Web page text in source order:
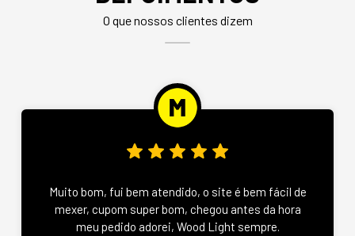
O que nossos clientes dizem
Muito bom, fui bem atendido, o site é bem fácil de
mexer, cupom super bom, chegou antes da hora
meu pedido adorei, Wood Light sempre.